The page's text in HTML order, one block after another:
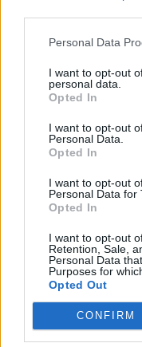
Personal Data
I want to opt-out
personal data.
Opted In
I want to opt-out
Personal Data.
Opted In
I want to opt-out
Personal Data for
Opted In
I want to opt-out
Retention, Sale,
Personal Data
Purposes for
Opted Out
CONFIRM
създаде нови
Астронавти
открития
07.08.2026 / 15:00